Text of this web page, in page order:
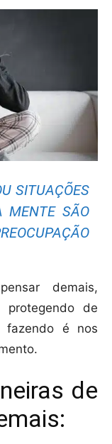
SITUAÇÕES
MENTE SÃO
demais,
protegendo de
fazendo é nos
de